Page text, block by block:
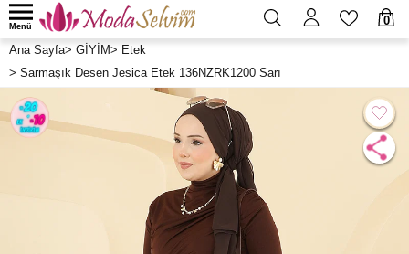
0
Menü
Ana Sayfa> GİYİM> Etek
> Sarmaşık Desen Jesica Etek 136NZRK1200 Sarı